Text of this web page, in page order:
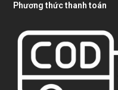
Phương thức thanh toán